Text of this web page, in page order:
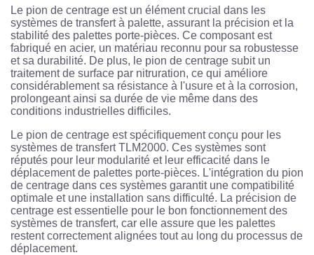
Le pion de centrage est un élément crucial dans les
systèmes de transfert à palette, assurant la précision et la
stabilité des palettes porte-pièces. Ce composant est
fabriqué en acier, un matériau reconnu pour sa robustesse
et sa durabilité. De plus, le pion de centrage subit un
traitement de surface par nitruration, ce qui améliore
considérablement sa résistance à l'usure et à la corrosion,
prolongeant ainsi sa durée de vie même dans des
conditions industrielles difficiles.
Le pion de centrage est spécifiquement conçu pour les
systèmes de transfert TLM2000. Ces systèmes sont
réputés pour leur modularité et leur efficacité dans le
déplacement de palettes porte-pièces. L'intégration du pion
de centrage dans ces systèmes garantit une compatibilité
optimale et une installation sans difficulté. La précision de
centrage est essentielle pour le bon fonctionnement des
systèmes de transfert, car elle assure que les palettes
restent correctement alignées tout au long du processus de
déplacement.